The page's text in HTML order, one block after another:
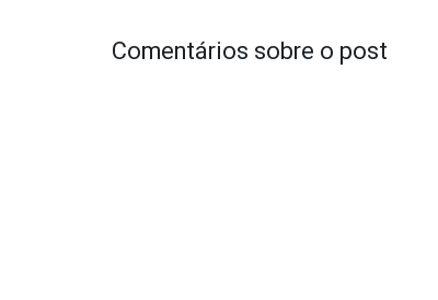
Comentários sobre o post